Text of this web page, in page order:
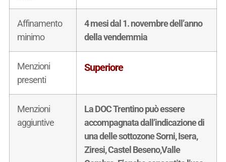
Affinamento
minimo
4 mesi dal 1. novembre dell’anno
della vendemmia
Menzioni
presenti
Superiore
Menzioni
aggiuntive
La DOC Trentino può essere
accompagnata dall’indicazione di
una delle sottozone Sorni, Isera,
Ziresi, Castel Beseno,Valle